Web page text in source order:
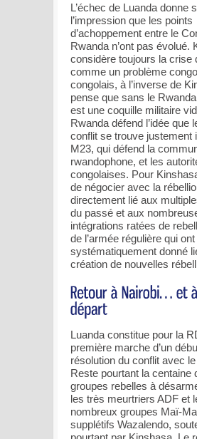
L’échec de Luanda donne
l’impression que les points
d’achoppement entre le
Rwanda n’ont pas évolué.
considère toujours la crise
comme un problème
congolais, à l’inverse de
pense que sans le
est une coquille militaire
Rwanda défend l’idée que
conflit se trouve justement
M23, qui défend la
rwandophone, et les
congolaises. Pour
de négocier avec la
directement lié aux
du passé et aux
intégrations ratées de
de l’armée régulière qui ont
systématiquement donné
création de nouvelles
Luanda constitue pour la
première marche d’un
résolution du conflit avec
Reste pourtant la centaine
groupes rebelles à
les très meurtriers ADF et
nombreux groupes Maï-
supplétifs Wazalendo,